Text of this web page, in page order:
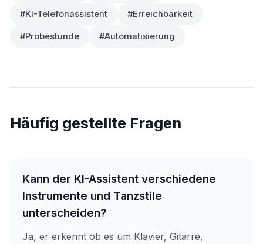
#KI-Telefonassistent #Erreichbarkeit
#Probestunde #Automatisierung
Häufig gestellte Fragen
Kann der KI-Assistent verschiedene
Instrumente und Tanzstile
unterscheiden?
Ja, er erkennt ob es um Klavier, Gitarre,